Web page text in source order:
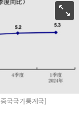
국국가통계국]